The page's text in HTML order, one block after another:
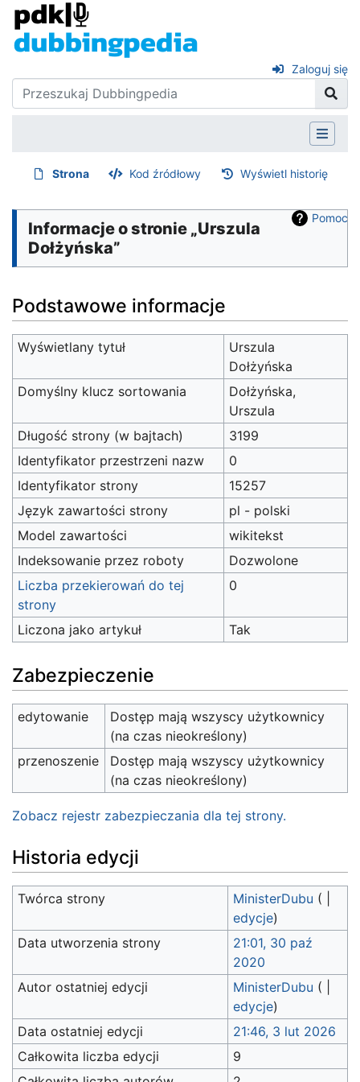
Zaloguj się
Strona Kod źródłowy Wyświetl historię
Pomoc
Informacje o stronie „Urszula
Dołżyńska”
Podstawowe informacje
Wyświetlany tytuł
Urszula
Dołżyńska
Domyślny klucz sortowania
Dołżyńska,
Urszula
Długość strony (w bajtach)
3199
Identyfikator przestrzeni nazw
0
Identyfikator strony
15257
Język zawartości strony
pl - polski
Model zawartości
wikitekst
Indeksowanie przez roboty
Dozwolone
Liczba przekierowań do tej
strony
0
Liczona jako artykuł Tak
Zabezpieczenie
edytowanie
Dostęp mają wszyscy użytkownicy
(na czas nieokreślony)
przenoszenie
Dostęp mają wszyscy użytkownicy
(na czas nieokreślony)
Zobacz rejestr zabezpieczania dla tej strony.
Historia edycji
Twórca strony MinisterDubu (
edycje)
Data utworzenia strony
21:01, 30 paź
2020
Autor ostatniej edycji
MinisterDubu (
edycje)
Data ostatniej edycji
21:46, 3 lut 2026
Całkowita liczba edycji
9